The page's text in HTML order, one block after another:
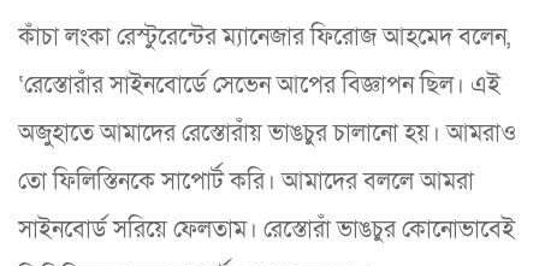
কাঁচা লংকা রেস্টুরেন্টের ম্যানেজার ফিরোজ আহমেদ বলেন,
‘রেস্তোরাঁর সাইনবোর্ডে সেভেন আপের বিজ্ঞাপন ছিল। এই
অজুহাতে আমাদের রেস্তোরাঁয় ভাঙচুর চালানো হয়। আমরাও
তো ফিলিস্তিনকে সাপোর্ট করি। আমাদের বললে আমরা
সাইনবোর্ড সরিয়ে ফেলতাম। রেস্তোরাঁ ভাঙচুর কোনোভাবেই